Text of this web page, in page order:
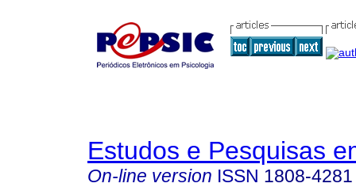
Estudos e Pesquisas
On-line version ISSN 1808-4281